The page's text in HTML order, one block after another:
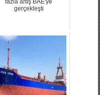
gerçekleşti